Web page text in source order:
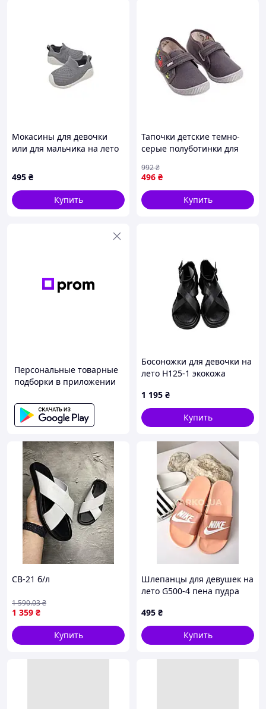
Мокасины для девочки
или для мальчика на лето
20(р)
495 ₴
Купить
Тапочки детские темно-
серые полуботинки для
кожи и хлопка для
комфортной ходьбы
496 ₴
992₴
Купить
Персональные товарные
подборки в приложении
Босоножки для девочки на
лето H125-1 экокожа
ремешки 37(р)
1 195 ₴
Купить
СВ-21 б/л
1 359 ₴
1 590.03₴
Купить
Шлепанцы для девушек на
лето G500-4 пена пудра
495 ₴
Купить